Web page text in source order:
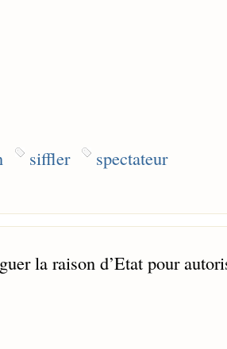
siffler spectateur
la raison d’Etat pour